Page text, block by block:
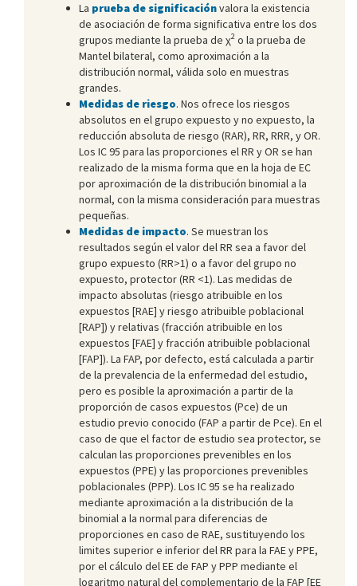
La prueba de significaciónvalora la existencia
de asociación de forma significativa entre los dos
grupos mediante la prueba de χ2 o la prueba de
Mantel bilateral, como aproximación a la
distribución normal, válida solo en muestras
grandes.
Medidas de riesgo. Nos ofrece los riesgos
absolutos en el grupo expuesto y no expuesto, la
reducción absoluta de riesgo (RAR), RR, RRR, y OR.
Los IC 95 para las proporciones el RR y OR se han
realizado de la misma forma que en la hoja de EC
por aproximación de la distribución binomial a la
normal, con la misma consideración para muestras
pequeñas.
Medidas de impacto. Se muestran los
resultados según el valor del RR sea a favor del
grupo expuesto (RR>1) o a favor del grupo no
expuesto, protector (RR <1). Las medidas de
impacto absolutas (riesgo atribuible en los
expuestos [RAE] y riesgo atribuible poblacional
[RAP]) y relativas (fracción atribuible en los
expuestos [FAE] y fracción atribuible poblacional
[FAP]). La FAP, por defecto, está calculada a partir
de la prevalencia de la enfermedad del estudio,
pero es posible la aproximación a partir de la
proporción de casos expuestos (Pce) de un
estudio previo conocido (FAP a partir de Pce). En el
caso de que el factor de estudio sea protector, se
calculan las proporciones prevenibles en los
expuestos (PPE) y las proporciones prevenibles
poblacionales (PPP). Los IC 95 se ha realizado
mediante aproximación a la distribución de la
binomial a la normal para diferencias de
proporciones en caso de RAE, sustituyendo los
limites superior e inferior del RR para la FAE y PPE,
por el cálculo del EE de FAP y PPP mediante el
logaritmo natural del complementario de la FAP [EE